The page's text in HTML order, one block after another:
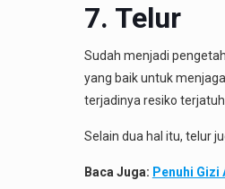
7. Telur
Sudah menjadi
yang baik untuk
terjadinya resiko terjatuh.
Selain dua hal itu, telur
Baca Juga: Penuhi Gizi